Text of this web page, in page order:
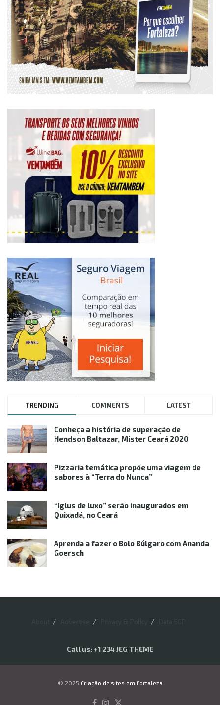
TRENDING COMMENTS LATEST
Conheça a história de superação de
Hendson Baltazar, Mister Ceará 2020
Pizzaria temática propõe uma viagem de
sabores à “Terra do Nunca”
“Iglus de luxo” serão inaugurados em
Quixadá, no Ceará
Aprenda a fazer o Bolo Búlgaro com Ananda
Goersch
Call us: +1 234 JEG THEME
© 2025 Criação de sites em Fortaleza